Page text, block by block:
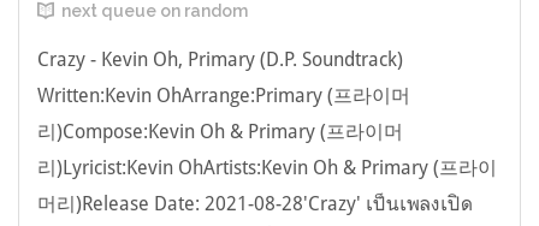
next queue on random
Crazy - Kevin Oh, Primary (D.P. Soundtrack)
Written:Kevin OhArrange:Primary (프라이머
리)Compose:Kevin Oh & Primary (프라이머
리)Lyricist:Kevin OhArtists:Kevin Oh & Primary (프라이
머리)Release Date: 2021-08-28'Crazy' เป็นเพลงเปิด